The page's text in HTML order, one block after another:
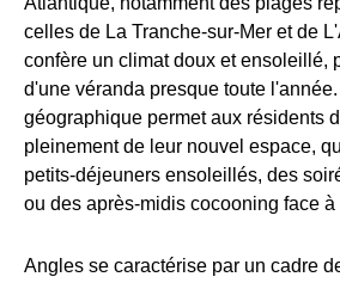
celles de La Tranche-sur-Mer et de
confère un climat doux et ensoleillé,
d'une véranda presque toute
géographique permet aux résidents
pleinement de leur nouvel espace,
petits-déjeuners ensoleillés, des
ou des après-midis cocooning face
Angles se caractérise par un cadre